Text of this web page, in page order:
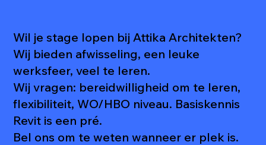
Wil je stage lopen bij Attika Architekten?
Wij bieden afwisseling, een leuke
werksfeer, veel te leren.
Wij vragen: bereidwilligheid om te leren,
flexibiliteit, WO/HBO niveau. Basiskennis
Revit is een pré.
Bel ons om te weten wanneer er plek is.